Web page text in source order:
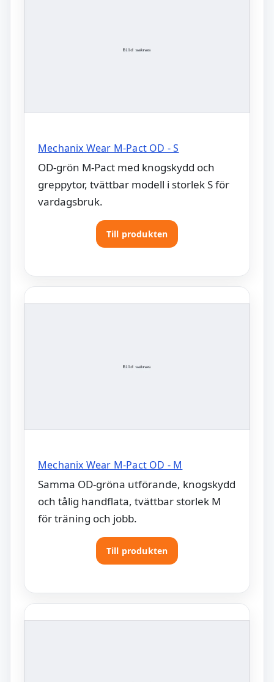
Mechanix Wear M-Pact OD - S
OD-grön M-Pact med knogskydd och
greppytor, tvättbar modell i storlek S för
vardagsbruk.
Till produkten
Mechanix Wear M-Pact OD - M
Samma OD-gröna utförande, knogskydd
och tålig handflata, tvättbar storlek M
för träning och jobb.
Till produkten